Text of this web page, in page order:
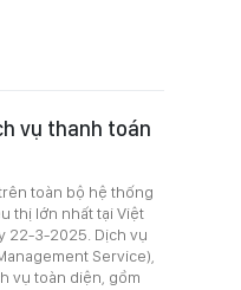
vụ thanh toán
toàn bộ hệ thống
thị lớn nhất tại Việt
22-3-2025. Dịch vụ
Service),
vụ toàn diện, gồm